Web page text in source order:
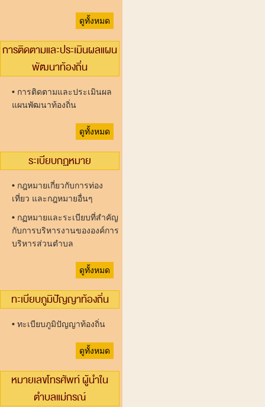
ดูทั้งหมด
การติดตามและประเมินผลแผน
พัฒนาท้องถิ่น
• การติดตามและประเมินผล
แผนพัฒนาท้องถิ่น
ดูทั้งหมด
ระเบียบกฏหมาย
• กฎหมายเกี่ยวกับการท่อง
เที่ยว และกฎหมายอื่นๆ
• กฏหมายและระเบียบที่สำคัญ
กับการบริหารงานขององค์การ
บริหารส่วนตำบล
ดูทั้งหมด
ทะเบียบภูมิปัญญาท้องถิ่น
• ทะเบียบภูมิปัญญาท้องถิ่น
ดูทั้งหมด
หมายเลขโทรศัพท์ ผู้นำใน
ตำบลแม่กรณ์